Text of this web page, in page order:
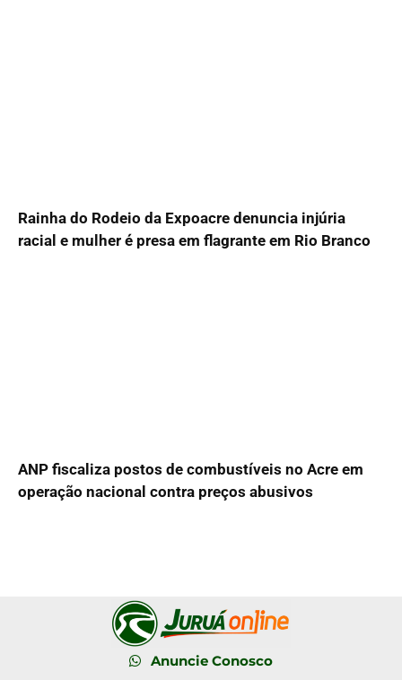
Rainha do Rodeio da Expoacre denuncia injúria
racial e mulher é presa em flagrante em Rio Branco
ANP fiscaliza postos de combustíveis no Acre em
operação nacional contra preços abusivos
Anuncie Conosco